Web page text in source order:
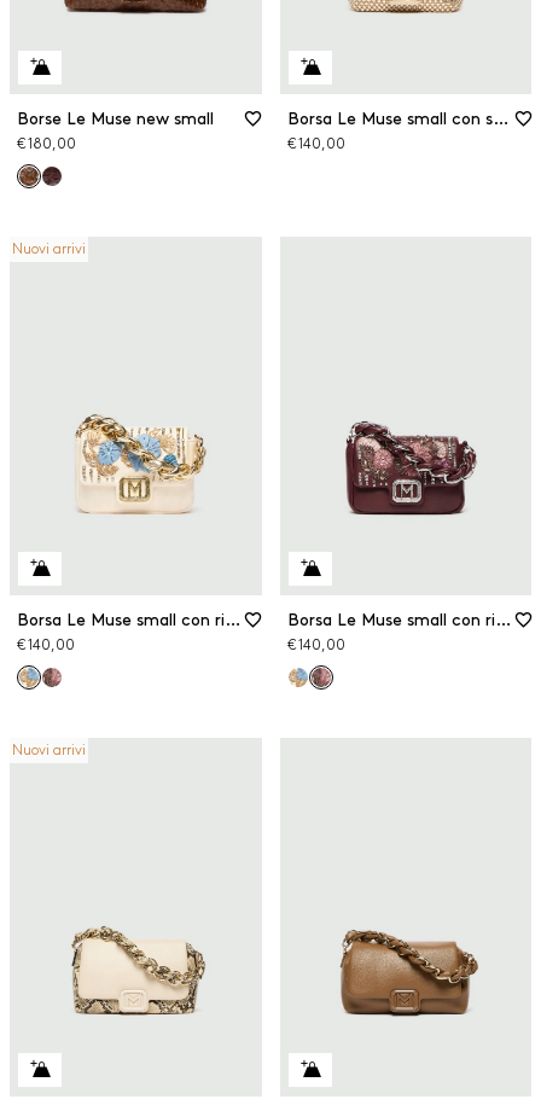
Borse Le Muse new small
€ 180,00
Borsa Le Muse small con strass
€ 140,00
Nuovi arrivi
Borsa Le Muse small con ricami
€ 140,00
Borsa Le Muse small con ricami
€ 140,00
Nuovi arrivi